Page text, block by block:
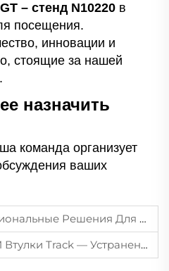
– стенд N10220 в
посещения.
инновации и
стоящие за нашей
назначить
команда организует
ваших
Для Коробок Передач И Валов Моторов Экскаваторов
— Устранение Неисправностей И Решения